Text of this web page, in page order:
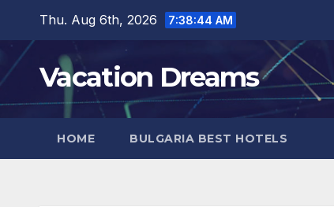
content
Thu. Aug 6th, 2026 7:38:45 AM
Vacation Dreams
HOME BULGARIA BEST HOTELS